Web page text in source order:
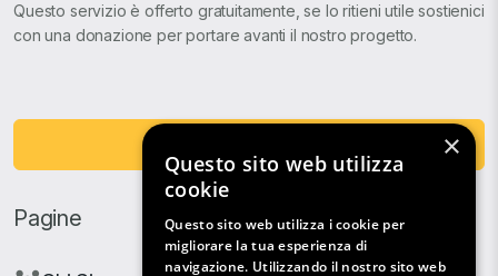
Questo servizio è offerto gratuitamente, se lo ritieni utile sostienici
con una donazione per portare avanti il nostro progetto.
Pagine
×
Questo sito web utilizza
cookie
Questo sito web utilizza i cookie per
migliorare la tua esperienza di
navigazione. Utilizzando il nostro sito web